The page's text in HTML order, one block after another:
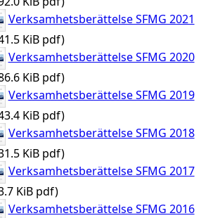
Verksamhetsberättelse SFMG 2021
KiB pdf)
Verksamhetsberättelse SFMG 2020
KiB pdf)
Verksamhetsberättelse SFMG 2019
KiB pdf)
Verksamhetsberättelse SFMG 2018
KiB pdf)
Verksamhetsberättelse SFMG 2017
KiB pdf)
Verksamhetsberättelse SFMG 2016